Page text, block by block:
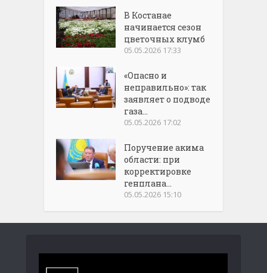
В Костанае
начинается сезон
цветочных клумб
05.05.2026 17:33
«Опасно и
неправильно»: так
заявляет о подводе
газа...
05.05.2026 17:02
Поручение акима
области: при
корректировке
генплана...
05.05.2026 15:10